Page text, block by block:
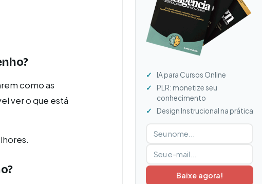
como as
ver o que está
IA para Cursos Online
PLR: monetize seu
conhecimento
Design Instrucional na prática
Digite seu nome
Digite seu e-mail
Baixe agora!